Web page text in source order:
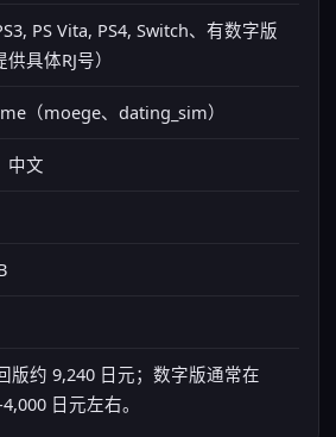
PS Vita, PS4, Switch、有数字版
供具体RJ号）
（moege、dating_sim）
中文
版约 9,240 日元；数字版通常在
日元左右。